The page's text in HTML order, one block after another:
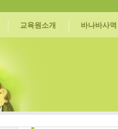
교육원소개 바나바사역